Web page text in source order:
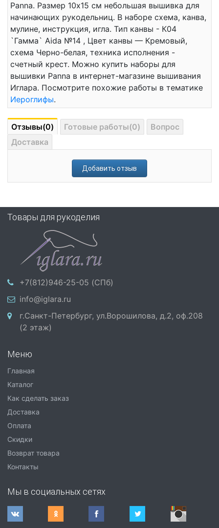
Panna. Размер 10x15 см небольшая вышивка для
начинающих рукодельниц. В наборе схема, канва,
мулине, инструкция, игла. Тип канвы - К04
`Гамма` Aida №14 , Цвет канвы — Кремовый,
схема Черно-белая, техника исполнения -
счетный крест. Можно купить наборы для
вышивки Panna в интернет-магазине вышивания
Иглара. Посмотрите похожие работы в тематике
Иероглифы.
Отзывы(0) Готовые работы(0)
Вопрос
Доставка
Добавить отзыв
Товары для рукоделия
+7(812)946-25-05 (СПб)
info@iglara.ru
г.Санкт-Петербург, ул.Ворошилова, д.2, оф.208
(2 этаж)
Меню
Главная
Каталог
Как сделать заказ
Доставка
Оплата
Скидки
Возврат товара
Контакты
Мы в социальных сетях